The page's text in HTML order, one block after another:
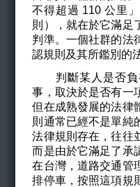
不得超過 110 公里
則），就在於它滿足
判準。一個社群的法
認規則及其所鑑別的
判斷某人是否負
事，取決於是否有一
但在成熟發展的法律
則通常已經不是單純
法律規則存在，往往
而是由於它滿足了承
在台灣，道路交通管
排停車，按照這項規